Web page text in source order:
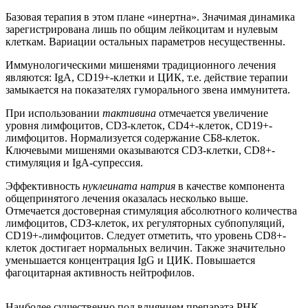
Базовая терапия в этом плане «инертна». Значимая динамика
зарегистрирована лишь по общим лейкоцитам и нулевым
клеткам. Вариации остальных параметров несущественны.
Иммунологическими мишенями традиционного лечения
являются: IgA, СD19+-клетки и ЦИК, т.е. действие терапии
замыкается на показателях гуморального звена иммунитета.
При использовании тактивина отмечается увеличение
уровня лимфоцитов, СDЗ-клеток, СD4+-клеток, СD19+-
лимфоцитов. Нормализуется содержание СБ8-клеток.
Ключевыми мишенями оказываются СDЗ-клетки, СD8+-
стимуляция и IgA-супрессия.
Эффективность нуклеината натрия в качестве компонента
общепринятого лечения оказалась несколько выше.
Отмечается достоверная стимуляция абсолютного количества
лимфоцитов, СDЗ-клеток, их регуляторных субпопуляций,
СD19+-лимфоцитов. Следует отметить, что уровень СD8+-
клеток достигает нормальных величин. Также значительно
уменьшается концентрация IgG и ЦИК. Повышается
фагоцитарная активность нейтрофилов.